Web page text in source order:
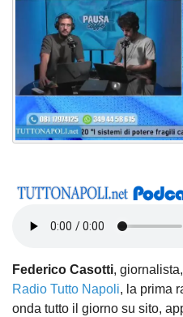
Federico Casotti,
Radio Tutto Napoli, la prima
onda tutto il giorno su sito,